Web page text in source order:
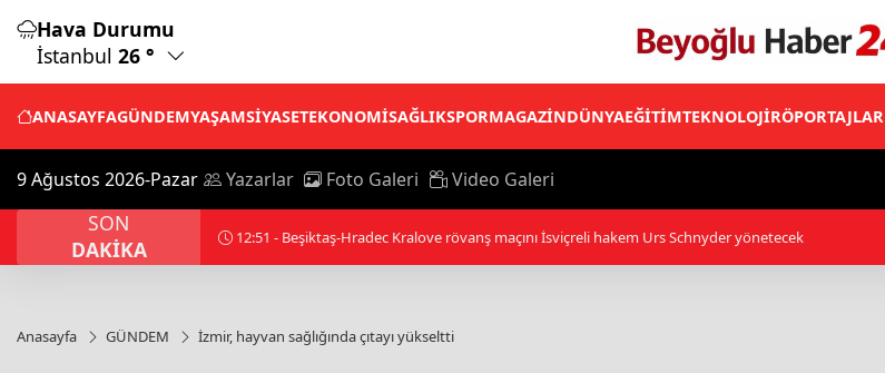
Hava Durumu
İstanbul 26 °
ANASAYFAGÜNDEMYAŞAMSİYASETEKONOMİSAĞLIKSPORMAGAZİNDÜNYAEĞİTİMTEKNOLOJİRÖPORTAJLAR
9 Ağustos 2026-Pazar Yazarlar Foto Galeri Video Galeri
SON
DAKİKA
12:48 - "Çocuklar Güvende" ekipleri 9 bin 842 çocuğu sanat, spor ve sosyal faaliyetlere yönlendirdi
Anasayfa GÜNDEM İzmir, hayvan sağlığında çıtayı yükseltti